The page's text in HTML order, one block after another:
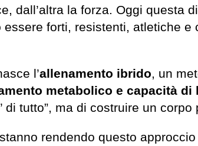
dall’altra la forza. Oggi questa
forti, resistenti, atletiche
l’allenamento ibrido, un
metabolico e capacità di
di tutto”, ma di costruire un
stanno rendendo questo